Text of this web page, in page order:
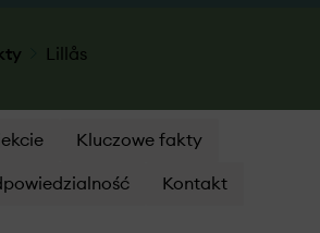
Lillås
Kluczowe fakty
Kontakt